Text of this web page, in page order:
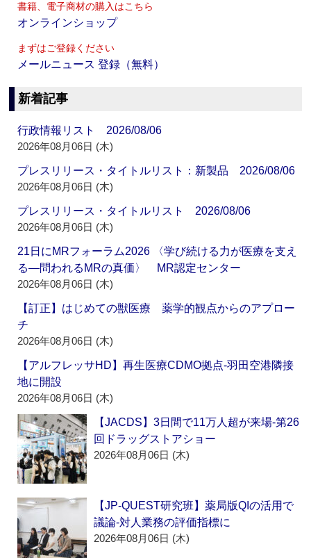
書籍、電子商材の購入はこちら
オンラインショップ
まずはご登録ください
メールニュース 登録（無料）
新着記事
行政情報リスト 2026/08/06
2026年08月06日 (木)
プレスリリース・タイトルリスト：新製品 2026/08/06
2026年08月06日 (木)
プレスリリース・タイトルリスト 2026/08/06
2026年08月06日 (木)
21日にMRフォーラム2026 〈学び続ける力が医療を支え
る―問われるMRの真価〉 MR認定センター
2026年08月06日 (木)
【訂正】はじめての獣医療 薬学的観点からのアプロー
チ
2026年08月06日 (木)
【アルフレッサHD】再生医療CDMO拠点‐羽田空港隣接
地に開設
2026年08月06日 (木)
【JACDS】3日間で11万人超が来場‐第26
回ドラッグストアショー
2026年08月06日 (木)
【JP-QUEST研究班】薬局版QIの活用で
議論‐対人業務の評価指標に
2026年08月06日 (木)